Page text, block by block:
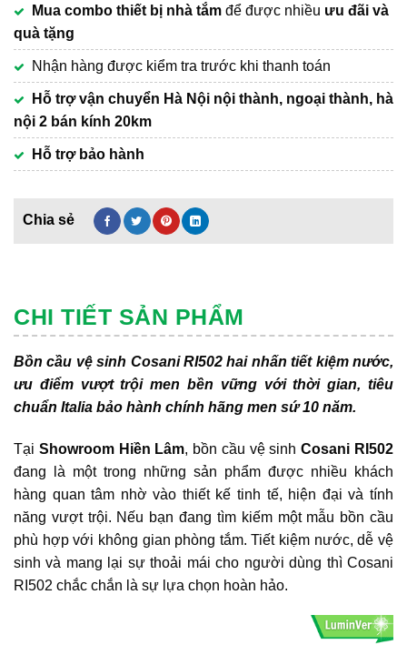
Mua combo thiết bị nhà tắm để được nhiều ưu đãi và
quà tặng
Nhận hàng được kiểm tra trước khi thanh toán
Hỗ trợ vận chuyển Hà Nội nội thành, ngoại thành, hà
nội 2 bán kính 20km
Hỗ trợ bảo hành
CHI TIẾT SẢN PHẨM
Bồn cầu vệ sinh Cosani RI502 hai nhấn tiết kiệm nước,
ưu điểm vượt trội men bền vững với thời gian, tiêu
chuẩn Italia bảo hành chính hãng men sứ 10 năm.
Tại Showroom Hiền Lâm, bồn cầu vệ sinhCosani RI502
đang là một trong những sản phẩm được nhiều khách
hàng quan tâm nhờ vào thiết kế tinh tế, hiện đại và tính
năng vượt trội. Nếu bạn đang tìm kiếm một mẫu bồn cầu
phù hợp với không gian phòng tắm. Tiết kiệm nước, dễ vệ
sinh và mang lại sự thoải mái cho người dùng thì Cosani
RI502 chắc chắn là sự lựa chọn hoàn hảo.